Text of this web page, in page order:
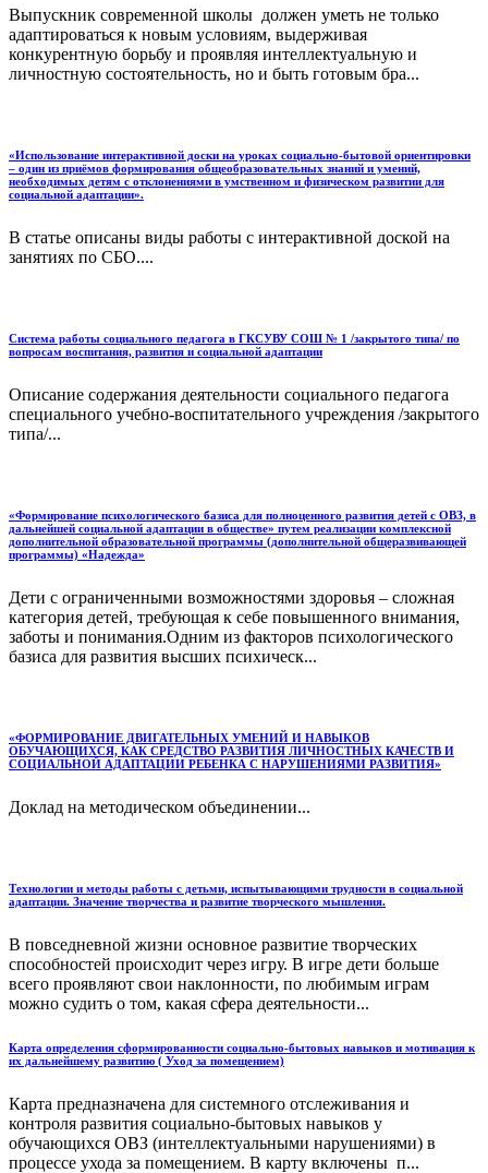
Выпускник современной школы должен уметь не только
адаптироваться к новым условиям, выдерживая
конкурентную борьбу и проявляя интеллектуальную и
личностную состоятельность, но и быть готовым бра...
«Использование интерактивной доски на уроках социально-бытовой ориентировки
– один из приёмов формирования общеобразовательных знаний и умений,
необходимых детям с отклонениями в умственном и физическом развитии для
социальной адаптации».
В статье описаны виды работы с интерактивной доской на
занятиях по СБО....
Система работы социального педагога в ГКСУВУ СОШ № 1 /закрытого типа/ по
вопросам воспитания, развития и социальной адаптации
Описание содержания деятельности социального педагога
специального учебно-воспитательного учреждения /закрытого
типа/...
«Формирование психологического базиса для полноценного развития детей с ОВЗ, в
дальнейшей социальной адаптации в обществе» путем реализации комплексной
дополнительной образовательной программы (дополнительной общеразвивающей
программы) «Надежда»
Дети с ограниченными возможностями здоровья – сложная
категория детей, требующая к себе повышенного внимания,
заботы и понимания.Одним из факторов психологического
базиса для развития высших психическ...
«ФОРМИРОВАНИЕ ДВИГАТЕЛЬНЫХ УМЕНИЙ И НАВЫКОВ
ОБУЧАЮЩИХСЯ, КАК СРЕДСТВО РАЗВИТИЯ ЛИЧНОСТНЫХ КАЧЕСТВ И
СОЦИАЛЬНОЙ АДАПТАЦИИ РЕБЕНКА С НАРУШЕНИЯМИ РАЗВИТИЯ»
Доклад на методическом объединении...
Технологии и методы работы с детьми, испытывающими трудности в социальной
адаптации. Значение творчества и развитие творческого мышления.
В повседневной жизни основное развитие творческих
способностей происходит через игру. В игре дети больше
всего проявляют свои наклонности, по любимым играм
можно судить о том, какая сфера деятельности...
Карта определения сформированности социально-бытовых навыков и мотивация к
их дальнейшему развитию ( Уход за помещением)
Карта предназначена для системного отслеживания и
контроля развития социально-бытовых навыков у
обучающихся ОВЗ (интеллектуальными нарушениями) в
процессе ухода за помещением. В карту включены п...